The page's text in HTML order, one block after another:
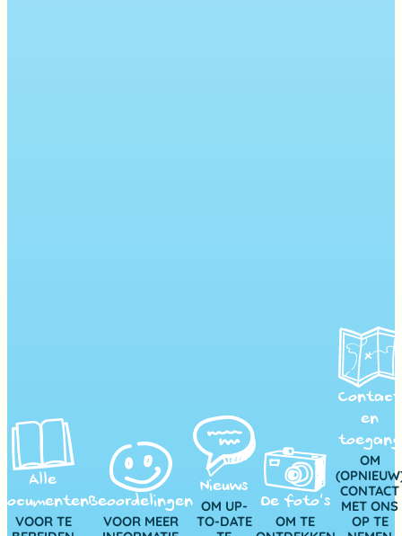
Alle
VOOR TE
Beoordelingen
VOOR MEER
Nieuws
OM UP-
TO-DATE
De foto’s
OM TE
Contact
en
toegang
OM
CONTACT
MET ONS
OP TE